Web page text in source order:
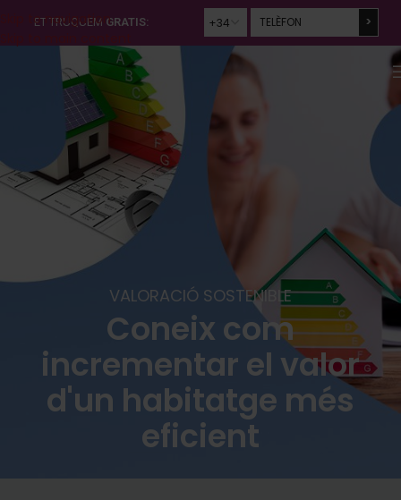
Skip to navigation
ET TRUQUEM GRATIS:
VALORACIÓ SOSTENIBLE
Coneix com
incrementar el valor
d'un habitatge més
eficient